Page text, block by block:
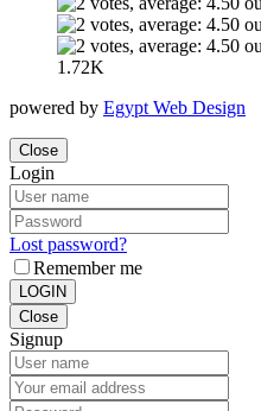
1.72K
powered by Egypt Web Design
Close
Login
Lost password?
Remember me
LOGIN
Close
Signup